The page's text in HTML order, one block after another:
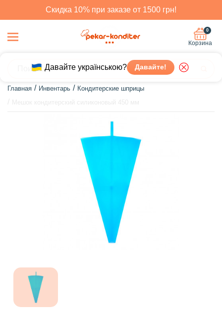
Скидка 10% при заказе от 1500 грн!
Давайте українською? Давайте!
0
Корзина
Главная Инвентарь
Кондитерские шприцы